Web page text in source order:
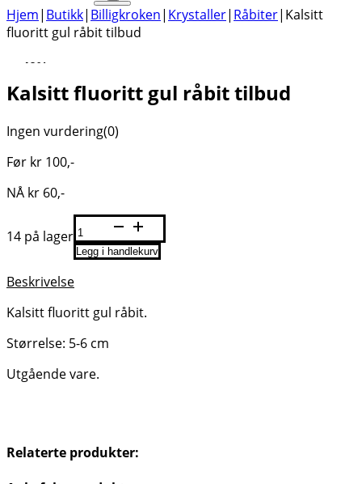
Hjem| Butikk| Billigkroken| Krystaller| Råbiter| Kalsitt
fluoritt gul råbit tilbud
Kalsitt fluoritt gul råbit tilbud
Ingen vurdering(0)
Før kr 100,-
NÅ kr 60,-
14 på lager
Kalsitt
fluoritt
gul
antall
Legg i handlekurv
Beskrivelse
Kalsitt fluoritt gul råbit.
Størrelse: 5-6 cm
Utgående vare.
Relaterte produkter:
-40%